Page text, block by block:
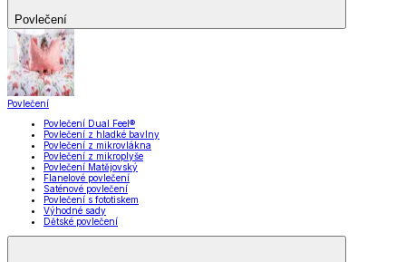
Povlečení
Povlečení
Povlečení Dual Feel®
Povlečení z hladké bavlny
Povlečení z mikrovlákna
Povlečení z mikroplyše
Povlečení Matějovský
Flanelové povlečení
Saténové povlečení
Povlečení s fototiskem
Výhodné sady
Dětské povlečení